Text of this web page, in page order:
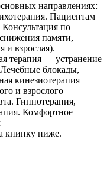
направлениях:
Пациентам
по
памяти,
и взрослая).
терапия — устранение
блокады,
кинезиотерапия
и взрослого
Гипнотерапия,
Комфортное
книпку ниже.